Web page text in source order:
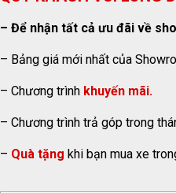
– Để nhận tất cả ưu đãi về
– Bảng giá mới nhất của
– Chương trình khuyến mãi.
– Chương trình trả góp trong
– Quà tặng khi bạn mua xe